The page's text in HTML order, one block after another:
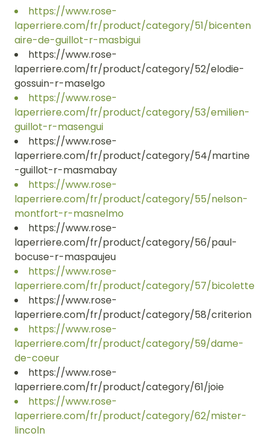
https://www.rose-
laperriere.com/fr/product/category/51/bicenten
aire-de-guillot-r-masbigui
https://www.rose-
laperriere.com/fr/product/category/52/elodie-
gossuin-r-maselgo
https://www.rose-
laperriere.com/fr/product/category/53/emilien-
guillot-r-masengui
https://www.rose-
laperriere.com/fr/product/category/54/martine
-guillot-r-masmabay
https://www.rose-
laperriere.com/fr/product/category/55/nelson-
montfort-r-masnelmo
https://www.rose-
laperriere.com/fr/product/category/56/paul-
bocuse-r-maspaujeu
https://www.rose-
laperriere.com/fr/product/category/57/bicolette
https://www.rose-
laperriere.com/fr/product/category/58/criterion
https://www.rose-
laperriere.com/fr/product/category/59/dame-
de-coeur
https://www.rose-
laperriere.com/fr/product/category/61/joie
https://www.rose-
laperriere.com/fr/product/category/62/mister-
lincoln